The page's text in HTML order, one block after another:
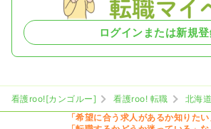
ログインまたは新規
看護roo![カンゴルー] 看護roo! 転職 北海道
「希望に合う求人があるか知りたい